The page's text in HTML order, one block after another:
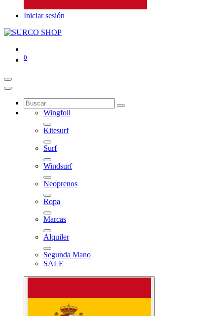
Iniciar sesión
0
Wingfoil
Kitesurf
Surf
Windsurf
Neoprenos
Ropa
Marcas
Alquiler
Segunda Mano
SALE